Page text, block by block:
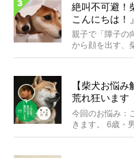
絶叫不可避！
こんにちは！」
親子で「障子の
から顔を出す、
親子...
【柴犬お悩
荒れ狂います
リ回答】
今回のお悩み：
きます。 6歳・
に...